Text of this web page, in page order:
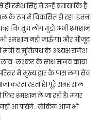
रमेश सिंह ने उन्हें बताया कि है
के रूप में विकसित हो रहा। इतना
कि तुम लोग मुझे अभी श्मशान
श्मशान नहीं जाऊँगा। और मौजूद
व मुक्तिपथ के अध्यक्ष राजेश
लाव-लश्कर के साथ मानव काया
में मुख्य द्वार के पास लगा सेव
करता रहता है। पूरे सत्रह साल
श्मशान ले जा रही है। मगर
नहीं आ पायेंगे…लेकिन आज भी